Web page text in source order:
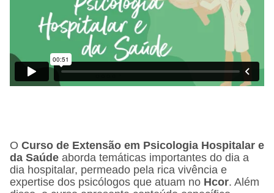
O Curso de Extensão em Psicologia Hospitalar e
da Saúde aborda temáticas importantes do dia a
dia hospitalar, permeado pela rica vivência e
expertise dos psicólogos que atuam no Hcor. Além